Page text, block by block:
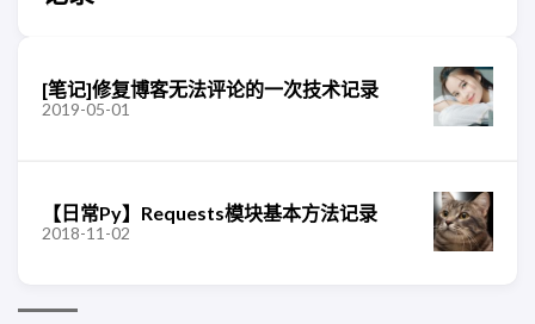
[笔记]修复博客无法评论的一次技术记录
2019-05-01
【日常Py】Requests模块基本方法记录
2018-11-02